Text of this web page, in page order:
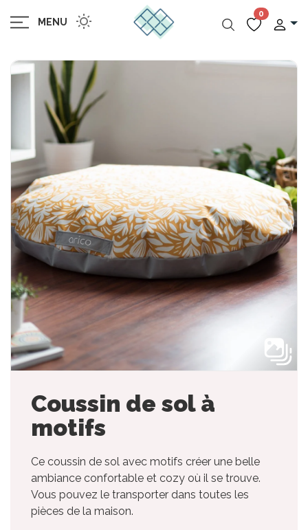
MENU
0
Coussin de sol à
motifs
Ce coussin de sol avec motifs créer une belle
ambiance confortable et cozy où il se trouve.
Vous pouvez le transporter dans toutes les
pièces de la maison.